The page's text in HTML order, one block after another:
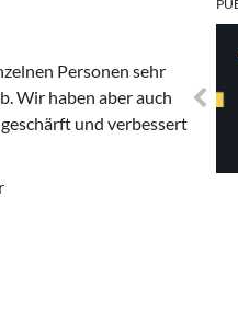
Personen sehr
Wir haben aber auch
und verbessert
Perspektiven